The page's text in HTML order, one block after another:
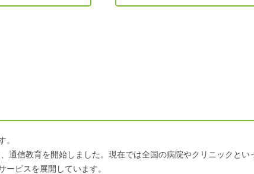
。
通信教育を開始しました。現在では全国の病院やクリニックと
ビスを展開しています。